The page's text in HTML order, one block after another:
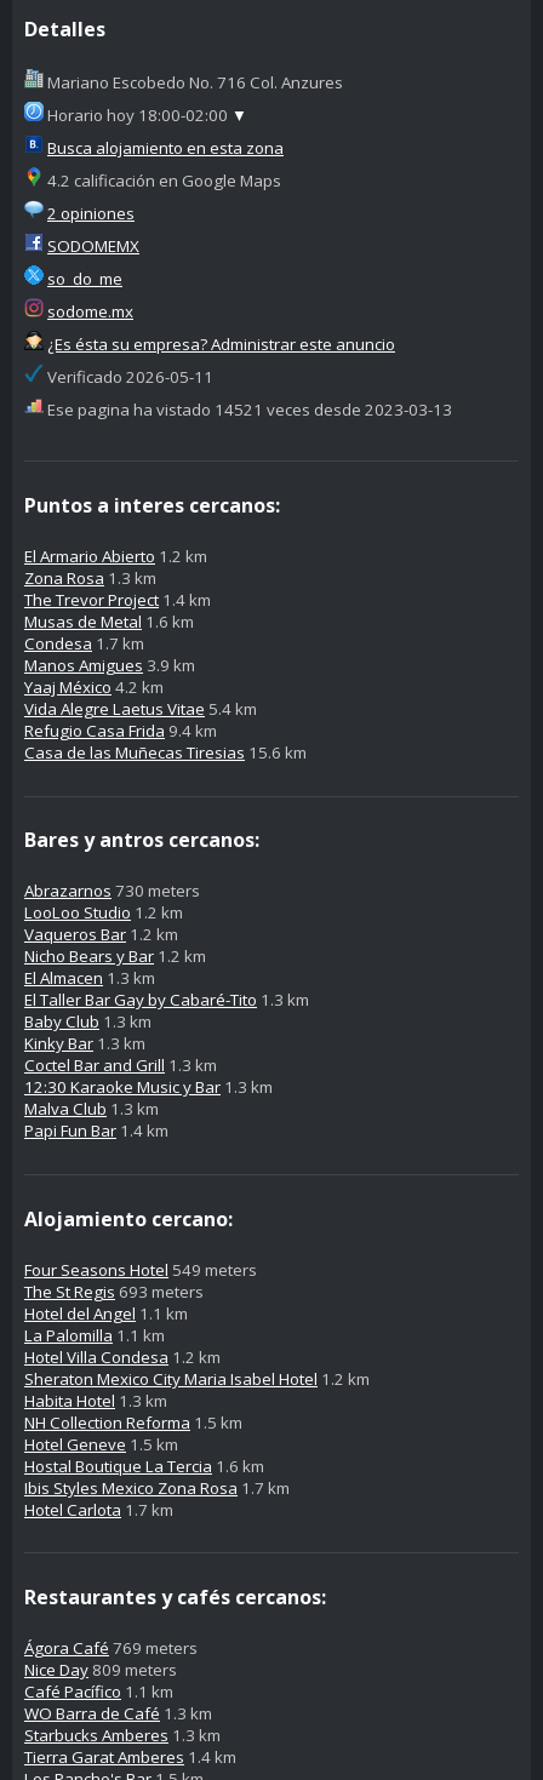
Detalles
Mariano Escobedo No. 716 Col. Anzures
Horario hoy 18:00-02:00 ▼
Busca alojamiento en esta zona
4.2 calificación en Google Maps
2 opiniones
SODOMEMX
so_do_me
sodome.mx
¿Es ésta su empresa? Administrar este anuncio
Verificado 2026-05-11
Ese pagina ha vistado 14521 veces desde 2023-03-13
Puntos a interes cercanos:
El Armario Abierto 1.2 km
Zona Rosa 1.3 km
The Trevor Project 1.4 km
Musas de Metal 1.6 km
Condesa 1.7 km
Manos Amigues 3.9 km
Yaaj México 4.2 km
Vida Alegre Laetus Vitae 5.4 km
Refugio Casa Frida 9.4 km
Casa de las Muñecas Tiresias 15.6 km
Bares y antros cercanos:
Abrazarnos 730 meters
LooLoo Studio 1.2 km
Vaqueros Bar 1.2 km
Nicho Bears y Bar 1.2 km
El Almacen 1.3 km
El Taller Bar Gay by Cabaré-Tito 1.3 km
Baby Club 1.3 km
Kinky Bar 1.3 km
Coctel Bar and Grill 1.3 km
12:30 Karaoke Music y Bar 1.3 km
Malva Club 1.3 km
Papi Fun Bar 1.4 km
Alojamiento cercano:
Four Seasons Hotel 549 meters
The St Regis 693 meters
Hotel del Angel 1.1 km
La Palomilla 1.1 km
Hotel Villa Condesa 1.2 km
Sheraton Mexico City Maria Isabel Hotel 1.2 km
Habita Hotel 1.3 km
NH Collection Reforma 1.5 km
Hotel Geneve 1.5 km
Hostal Boutique La Tercia 1.6 km
Ibis Styles Mexico Zona Rosa 1.7 km
Hotel Carlota 1.7 km
Restaurantes y cafés cercanos:
Ágora Café 769 meters
Nice Day 809 meters
Café Pacífico 1.1 km
WO Barra de Café 1.3 km
Starbucks Amberes 1.3 km
Tierra Garat Amberes 1.4 km